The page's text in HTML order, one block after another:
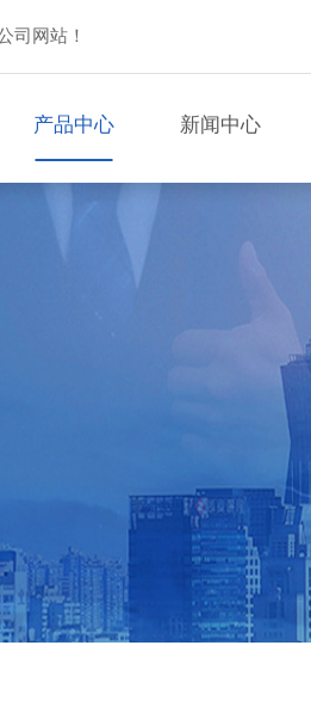
司网站！
产品中心 新闻中心